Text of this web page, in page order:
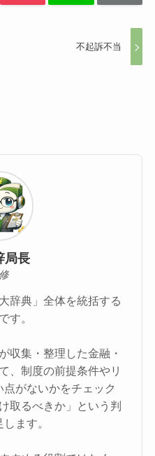
不起訴不当
局長
辞典」全体を統括する
す。
収集・整理した金融・
、制度の前提条件やリ
がないかをチェック
取るべきか」という判
ます。